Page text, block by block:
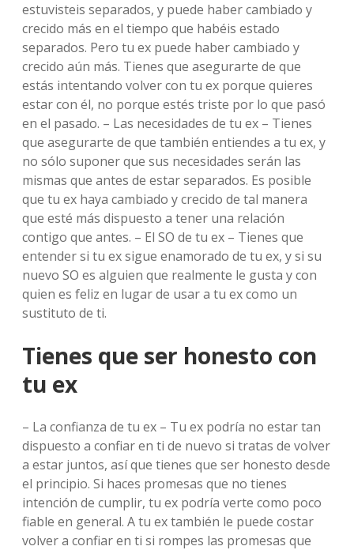
estuvisteis separados, y puede haber cambiado y
crecido más en el tiempo que habéis estado
separados. Pero tu ex puede haber cambiado y
crecido aún más. Tienes que asegurarte de que
estás intentando volver con tu ex porque quieres
estar con él, no porque estés triste por lo que pasó
en el pasado. – Las necesidades de tu ex – Tienes
que asegurarte de que también entiendes a tu ex, y
no sólo suponer que sus necesidades serán las
mismas que antes de estar separados. Es posible
que tu ex haya cambiado y crecido de tal manera
que esté más dispuesto a tener una relación
contigo que antes. – El SO de tu ex – Tienes que
entender si tu ex sigue enamorado de tu ex, y si su
nuevo SO es alguien que realmente le gusta y con
quien es feliz en lugar de usar a tu ex como un
sustituto de ti.
Tienes que ser honesto con
tu ex
– La confianza de tu ex – Tu ex podría no estar tan
dispuesto a confiar en ti de nuevo si tratas de volver
a estar juntos, así que tienes que ser honesto desde
el principio. Si haces promesas que no tienes
intención de cumplir, tu ex podría verte como poco
fiable en general. A tu ex también le puede costar
volver a confiar en ti si rompes las promesas que